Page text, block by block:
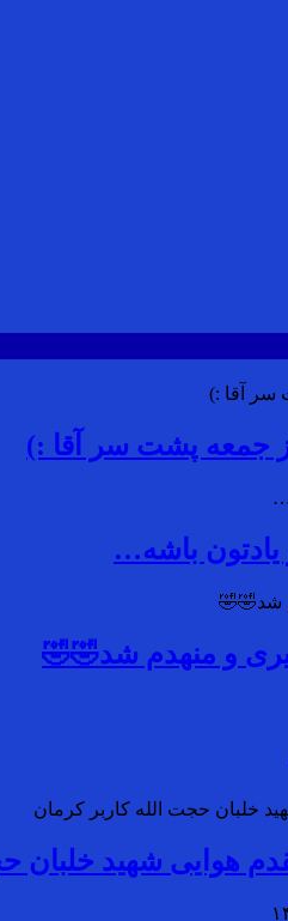
جمعه پشت سر آقا :)
باشه…
و منهدم شد🤣🤣
هوایی شهید خلبان